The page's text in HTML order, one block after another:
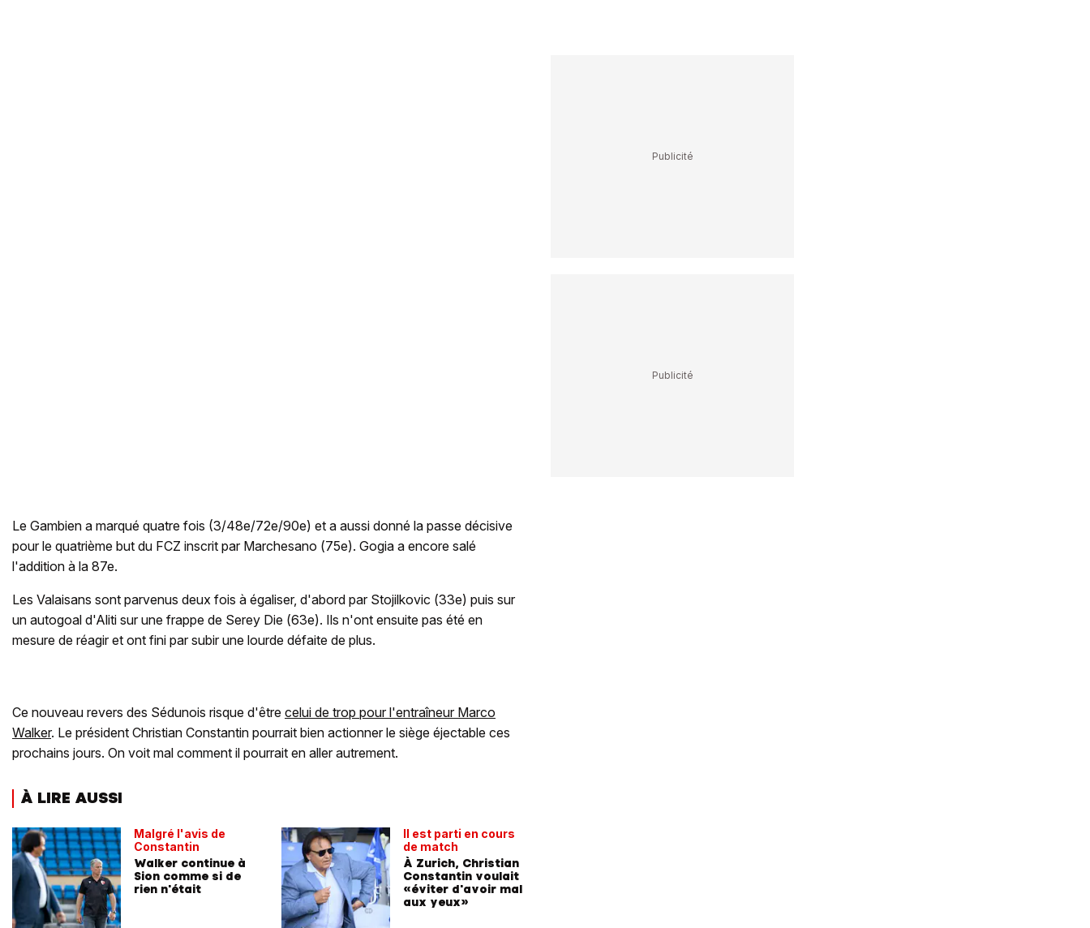
Le Gambien a marqué quatre fois (3/48e/72e/90e) et a aussi donné la passe décisive
pour le quatrième but du FCZ inscrit par Marchesano (75e). Gogia a encore salé
l'addition à la 87e.
Les Valaisans sont parvenus deux fois à égaliser, d'abord par Stojilkovic (33e) puis sur
un autogoal d'Aliti sur une frappe de Serey Die (63e). Ils n'ont ensuite pas été en
mesure de réagir et ont fini par subir une lourde défaite de plus.
Ce nouveau revers des Sédunois risque d'être celui de trop pour l'entraîneur Marco
Walker. Le président Christian Constantin pourrait bien actionner le siège éjectable ces
prochains jours. On voit mal comment il pourrait en aller autrement.
À LIRE AUSSI
Malgré l'avis de
Constantin
Walker continue à
Sion comme si de
rien n'était
Il est parti en cours
de match
À Zurich, Christian
Constantin voulait
«éviter d'avoir mal
aux yeux»